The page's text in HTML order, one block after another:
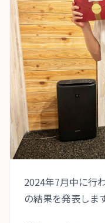
TRIAL LESSON
無料体験のご
2024年7月中に行
の結果を発表します